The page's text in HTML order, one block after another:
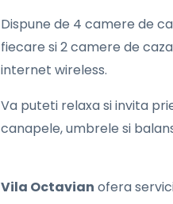
Dispune de 4 camere de
fiecare si 2 camere de
internet wireless.
Va puteti relaxa si invita
canapele, umbrele si
Vila Octavian ofera